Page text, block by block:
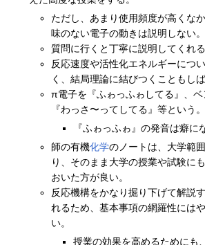
ただし、あまり使用頻度が高くな
味のない電子の動きは説明しない。
質問に行くと丁寧に説明してくれる
反応速度や活性化エネルギーにつ
く、結局理論に結びつくこともしば
π電子を『ふゎっふゎしてる』、
『わっさ〜ってしてる』等という。
『ふゎっふゎ』の発音は癖に
師の有機化学のノートは、大学範
り、そのまま大学の授業や試験に
おいた方が良い。
反応機構をかなり掘り下げて解説
れるため、基本事項の網羅性には
い。
授業の効果を高めるためにも